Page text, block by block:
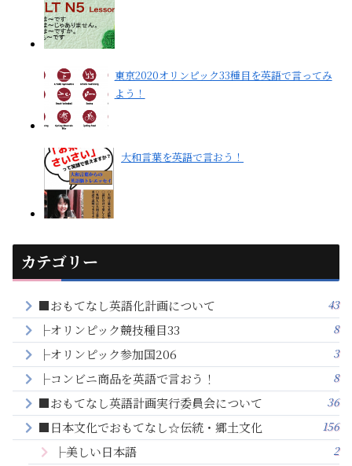
東京2020オリンピック33種目を英語で言ってみ
よう！
大和言葉を英語で言おう！
カテゴリー
■おもてなし英語化計画について 43
├オリンピック競技種目33 8
├オリンピック参加国206 3
├コンビニ商品を英語で言おう！ 8
■おもてなし英語計画実行委員会について 36
■日本文化でおもてなし☆伝統・郷土文化 156
├美しい日本語 2